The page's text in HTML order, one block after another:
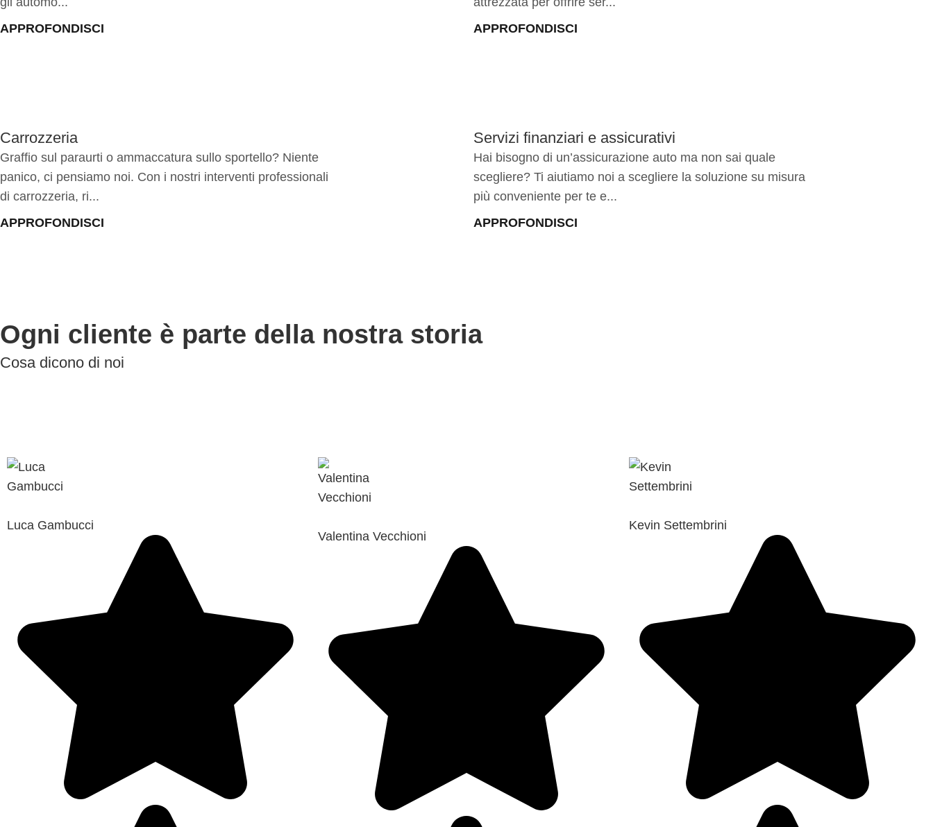
APPROFONDISCI
APPROFONDISCI
Carrozzeria
Graffio sul paraurti o ammaccatura sullo sportello? Niente
panico, ci pensiamo noi. Con i nostri interventi professionali
di carrozzeria, ri...
APPROFONDISCI
Servizi finanziari e assicurativi
Hai bisogno di un’assicurazione auto ma non sai quale
scegliere? Ti aiutiamo noi a scegliere la soluzione su misura
più conveniente per te e...
APPROFONDISCI
Ogni cliente è parte della nostra storia
Cosa dicono di noi
Luca Gambucci
Valentina Vecchioni
Kevin Settembrini